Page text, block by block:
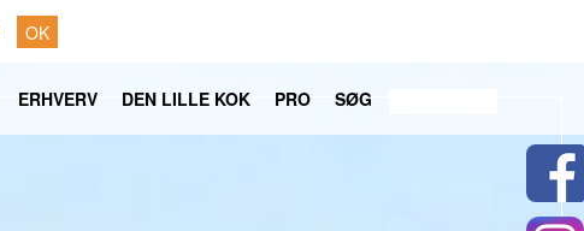
OK
ERHVERV DEN LILLE KOK PRO SØG